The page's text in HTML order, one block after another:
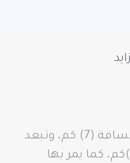
السياحة في أدرنة ,تبعد أدرنة عن اليونان مسافة (7) كم، وتبعد
عن (بلغاريا) مسافة قدرت مساحتها (20)كم، كما يمر بها